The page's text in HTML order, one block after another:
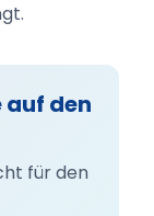
auf den
für den